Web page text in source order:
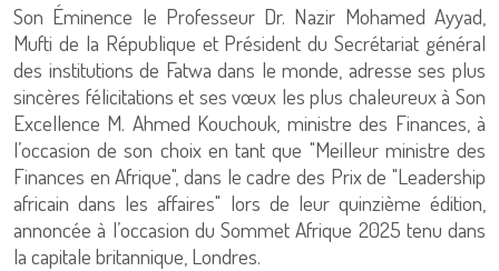
Son Éminence le Professeur Dr. Nazir Mohamed Ayyad,
Mufti de la République et Président du Secrétariat général
des institutions de Fatwa dans le monde, adresse ses plus
sincères félicitations et ses vœux les plus chaleureux à Son
Excellence M. Ahmed Kouchouk, ministre des Finances, à
l’occasion de son choix en tant que "Meilleur ministre des
Finances en Afrique", dans le cadre des Prix de "Leadership
africain dans les affaires" lors de leur quinzième édition,
annoncée à l’occasion du Sommet Afrique 2025 tenu dans
la capitale britannique, Londres.